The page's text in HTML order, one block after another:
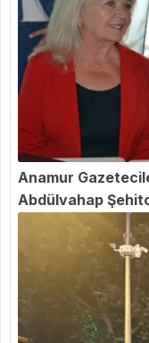
Anamur
Abdülvahap